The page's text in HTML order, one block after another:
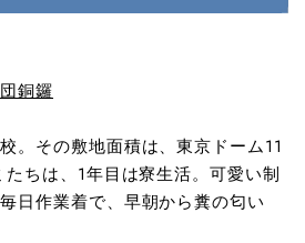
銅鑼
。その敷地面積は、東京ドーム11
ちは、1年目は寮生活。可愛い制
日作業着で、早朝から糞の匂い